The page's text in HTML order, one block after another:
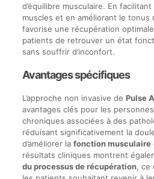
d’équilibre musculaire. En
muscles et en améliorant le tonus
favorise une récupération
patients de retrouver un état
sans souffrir d’inconfort.
Avantages spécifiques
L’approche non invasive de Pulse
avantages clés pour les
chroniques associées à des
réduisant significativement la
d’améliorer la fonction musculaire
résultats cliniques montrent
du processus de récupération, ce